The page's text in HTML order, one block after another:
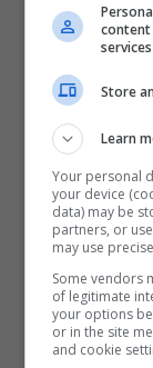
content
Store
Learn
Your personal
your device
data) may be
partners, or
may use
Some vendors
of legitimate
your options
or in the site
and cookie